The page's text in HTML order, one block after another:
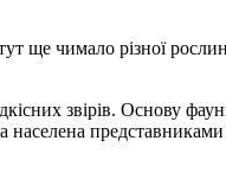
ще чимало різної
звірів. Основу